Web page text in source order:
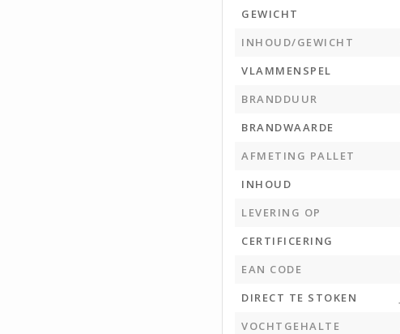
GEWICHT
INHOUD/GEWICHT
VLAMMENSPEL
BRANDDUUR
BRANDWAARDE
AFMETING PALLET
INHOUD
LEVERING OP
CERTIFICERING
EAN CODE
DIRECT TE STOKEN
VOCHTGEHALTE